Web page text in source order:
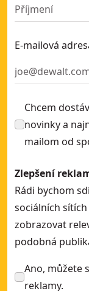
E-mailová
Chcem
novinky a
mailom od
Zlepšení
Rádi bychom
sociálních
zobrazovat
podobná
Ano, můžete
reklamy.